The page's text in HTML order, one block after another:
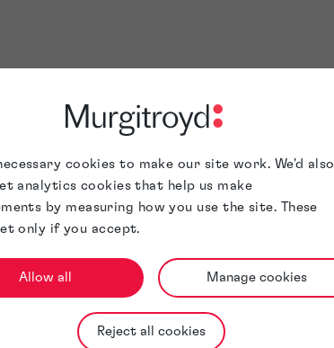
cookies to make our site work. We'd also
analytics cookies that help us make
by measuring how you use the site. These
only if you accept.
Allow all Manage cookies
Reject all cookies